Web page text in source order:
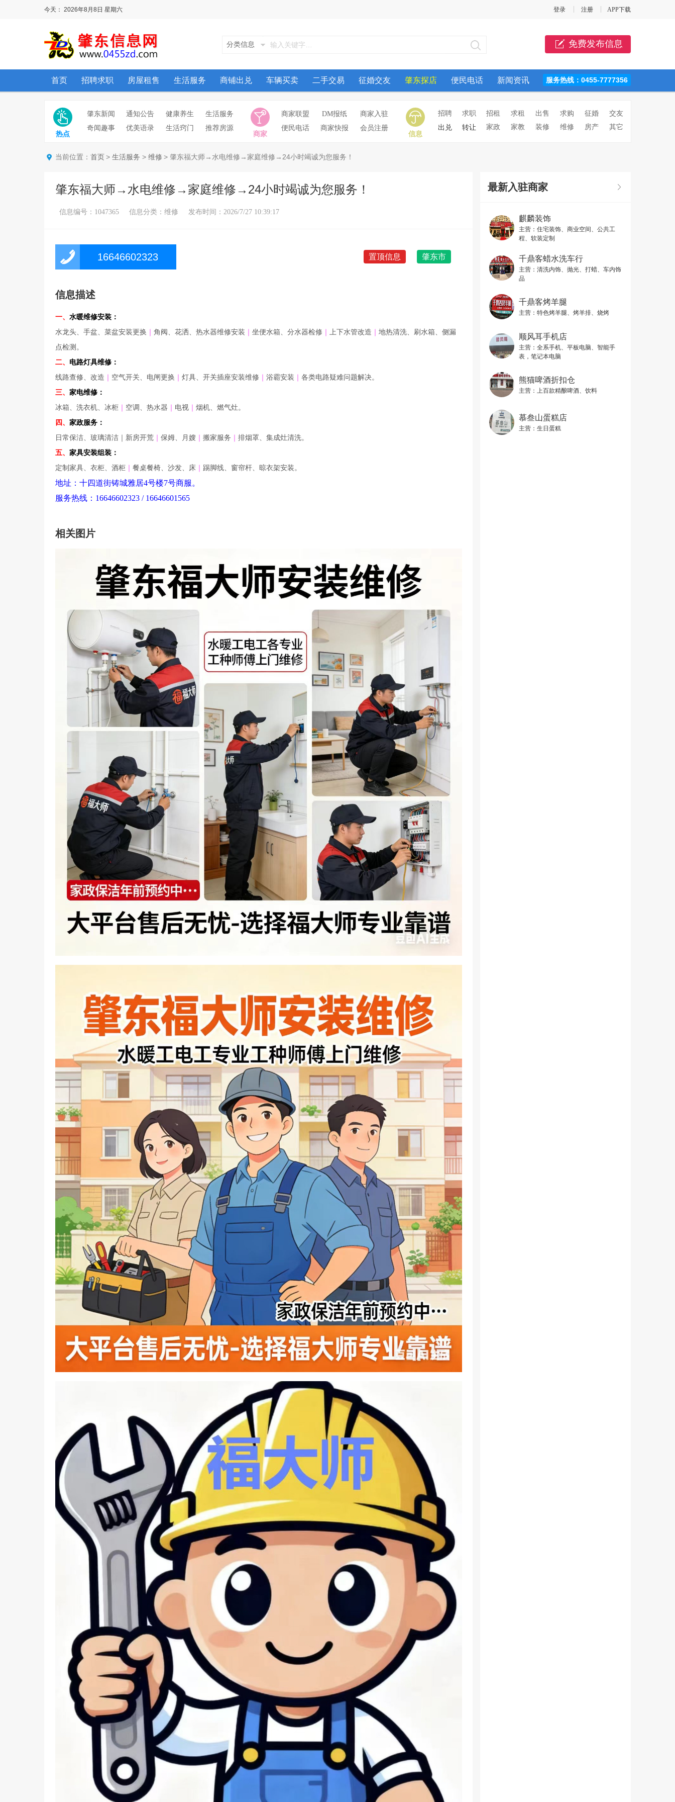
今天： 2026年8月8日 星期六 登录 注册 APP下载
分类信息 免费发布信息
首页 招聘求职 房屋租售 生活服务 商铺出兑 车辆买卖 二手交易 征婚交友 肇东探店 便民电话 新闻资讯 服务热线：0455-7777356
肇东新闻 通知公告 健康养生
生活服务
奇闻趣事
优美语录 生活窍门 推荐房源
商家联盟 DM报纸
商家入驻
便民电话
商家快报 会员注册
招聘 求职 招租 求租 出售 求购 征婚
交友
出兑
转让 家政 家教 装修 维修 房产 其它
热点 商家 信息
当前位置： 首页 > 生活服务 > 维修 > 肇东福大师→水电维修→家庭维修→24小时竭诚为您服务！
肇东福大师→水电维修→家庭维修→24小时竭诚为您服务！
信息编号：1047365 信息分类：维修 发布时间：2026/7/27 10:39:17
16646602323 置顶信息 肇东市
信息描述
一、 水暖维修安装：
水龙头、手盆、菜盆安装更换
角阀、花洒、热水器维修安装 坐便水箱、分水器检修 上下水管改造
地热清洗、刷水箱、侧漏
点检测。
二、 电路灯具维修：
线路查修、改造
空气开关、电闸更换 灯具、开关插座安装维修 浴霸安装
各类电路疑难问题解决。
三、 家电维修：
冰箱、洗衣机、冰柜｜ 空调、热水器 电视｜ 烟机、燃气灶。
四、 家政服务：
日常保洁、玻璃清洁｜新房开荒｜ 保姆、月嫂 搬家服务
排烟罩、集成灶清洗。
五、 家具安装组装：
定制家具、衣柜、酒柜｜ 餐桌餐椅、沙发、床｜ 踢脚线、窗帘杆、晾衣架安装。
地址：十四道街铸城雅居4号楼7号商服。
服务热线：16646602323 / 16646601565
相关图片
最新入驻商家
麒麟装饰
主营： 住宅装饰、商业空间、公共工
程、软装定制
千鼎客蜡水洗车行
主营： 清洗内饰、抛光、打蜡、车内饰
品
千鼎客烤羊腿
主营： 特色烤羊腿、烤羊排、烧烤
顺风耳手机店
主营： 全系手机、平板电脑、智能手
表，笔记本电脑
熊猫啤酒折扣仓
主营： 上百款精酿啤酒、饮料
慕叁山蛋糕店
主营： 生日蛋糕